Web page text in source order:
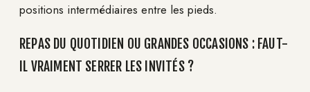
positions intermédiaires entre les pieds.
REPAS DU QUOTIDIEN OU GRANDES OCCASIONS : FAUT-
IL VRAIMENT SERRER LES INVITÉS ?